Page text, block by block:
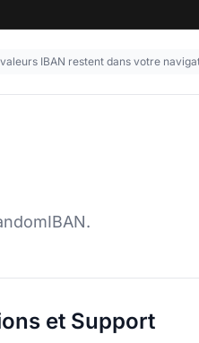
IBAN restent dans votre
et Support